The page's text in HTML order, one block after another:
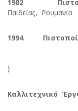
1982
Παιδείας, Ρουμανία
1994
Καλλιτεχνικό